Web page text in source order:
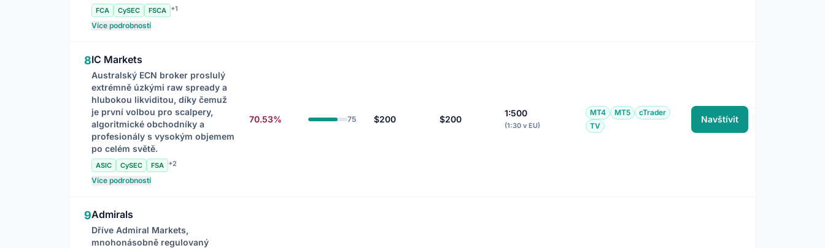
FCA CySEC FSCA +1
Více podrobností
8IC Markets
Australský ECN broker proslulý
extrémně úzkými raw spready a
hlubokou likviditou, díky čemuž
je první volbou pro scalpery,
algoritmické obchodníky a
profesionály s vysokým objemem
po celém světě.
ASIC CySEC FSA +2
Více podrobností
70.53% 75 $200 $200
1:500
(1:30 v EU)
MT4 MT5
cTrader
TV
Navštívit
9Admirals
Dříve Admiral Markets,
mnohonásobně regulovaný